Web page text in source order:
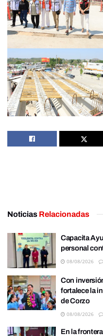
Noticias Relacionadas
Capacita
personal
08/08/2026
Con
fortalece la
de Corzo
08/08/2026
En la